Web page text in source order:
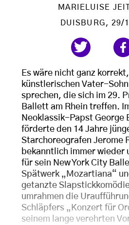
MARIELUISE
DUISBURG , 29/
Es wäre nicht ganz
künstlerischen Vater-
sprechen, die sich im 29.
Ballett am Rhein treffen.
Neoklassik-Papst George
förderte den 14 Jahre
Starchoreografen Jerome
bekanntlich immer wieder
für sein New York City
Spätwerk „Mozartiana“
getanzte
umrahmen die
Schläpfers „Konzert für
seinem lange verehrten